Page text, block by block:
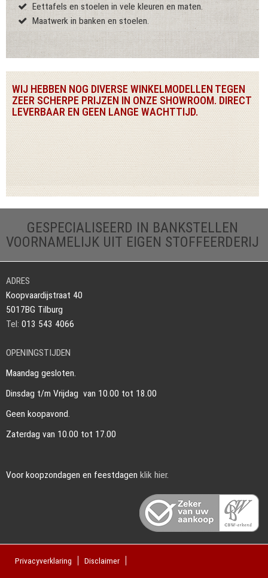
Eettafels en stoelen in vele kleuren en maten.
Maatwerk in banken en stoelen.
WIJ HEBBEN NOG DIVERSE WINKELMODELLEN TEGEN
ZEER SCHERPE PRIJZEN IN ONZE SHOWROOM. DIRECT
LEVERBAAR EN GEEN LANGE WACHTTIJD.
GESPECIALISEERD IN BANKSTELLEN
VOORNAMELIJK UIT EIGEN STOFFEERDERIJ
ADRES
Koopvaardijstraat 40
5017BG Tilburg
Tel: 013 543 4066
OPENINGSTIJDEN
Maandag gesloten.
Dinsdag t/m Vrijdag van 10.00 tot 18.00
Geen koopavond.
Zaterdag van 10.00 tot 17.00
Voor koopzondagen en feestdagen klik hier.
Privacyverklaring Disclaimer